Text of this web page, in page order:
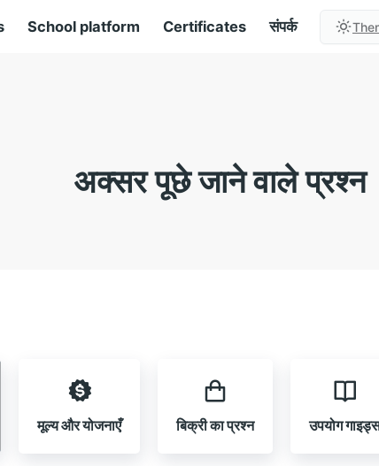
School platform Certificates संपर्क
अक्सर पूछे जाने वाले प्रश्न
मूल्य और योजनाएँ बिक्री का प्रश्न उपयोग